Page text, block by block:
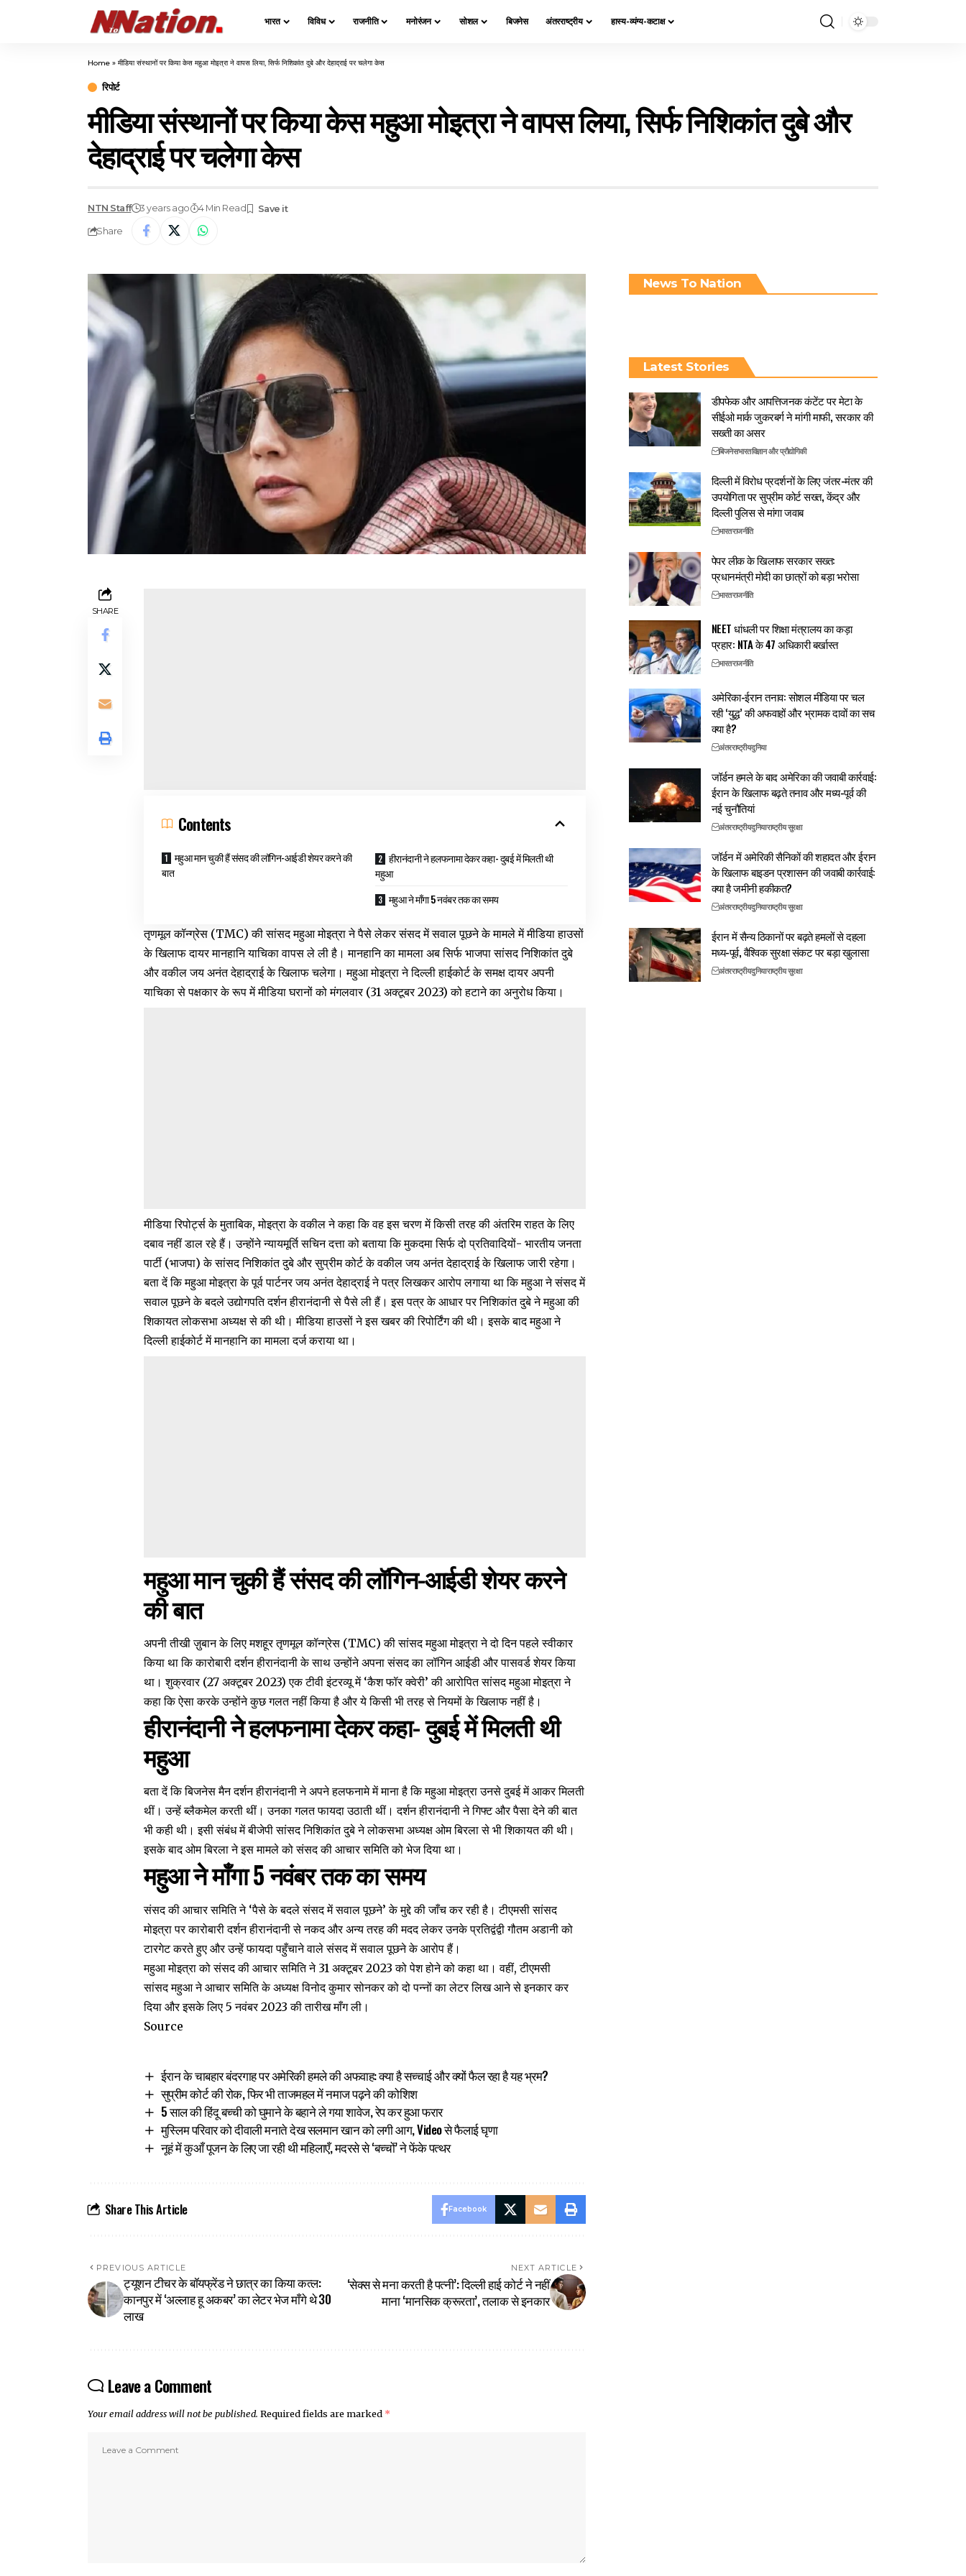
भारत विविध राजनीति मनोरंजन सोशल बिजनेस अंतरराष्ट्रीय हास्य-व्यंग्य-कटाक्ष
Home » मीडिया संस्थानों पर किया केस महुआ मोइत्रा ने वापस लिया, सिर्फ निशिकांत दुबे और देहाद्राई पर चलेगा केस
रिपोर्ट
मीडिया संस्थानों पर किया केस महुआ मोइत्रा ने वापस लिया, सिर्फ निशिकांत दुबे और
देहाद्राई पर चलेगा केस
NTN Staff 3 years ago 4 Min Read
Share
SHARE
Contents
महुआ मान चुकी हैं संसद की लॉगिन-आईडी शेयर करने की
बात
हीरानंदानी ने हलफनामा देकर कहा- दुबई में मिलती थी
महुआ
महुआ ने माँगा 5 नवंबर तक का समय
तृणमूल कॉन्ग्रेस (TMC) की सांसद महुआ मोइत्रा ने पैसे लेकर संसद में सवाल पूछने के मामले में मीडिया हाउसों
के खिलाफ दायर मानहानि याचिका वापस ले ली है। मानहानि का मामला अब सिर्फ भाजपा सांसद निशिकांत दुबे
और वकील जय अनंत देहाद्राई के खिलाफ चलेगा। महुआ मोइत्रा ने दिल्ली हाईकोर्ट के समक्ष दायर अपनी
याचिका से पक्षकार के रूप में मीडिया घरानों को मंगलवार (31 अक्टूबर 2023) को हटाने का अनुरोध किया।
मीडिया रिपोर्ट्स केमुताबिक, मोइत्रा के वकील ने कहा कि वह इस चरण में किसी तरह की अंतरिम राहत के लिए
दबाव नहीं डाल रहे हैं। उन्होंने न्यायमूर्ति सचिन दत्ता को बताया कि मुकदमा सिर्फ दो प्रतिवादियों- भारतीय जनता
पार्टी (भाजपा) के सांसद निशिकांत दुबे और सुप्रीम कोर्ट के वकील जय अनंत देहाद्राई के खिलाफ जारी रहेगा।
बता दें कि महुआ मोइत्रा के पूर्व पार्टनर जय अनंत देहाद्राई ने पत्र लिखकर आरोप लगाया था कि महुआ ने संसद में
सवाल पूछने के बदले उद्योगपति दर्शन हीरानंदानी से पैसे ली हैं। इस पत्र के आधार पर निशिकांत दुबे ने महुआ की
शिकायत लोकसभा अध्यक्ष से की थी। मीडिया हाउसों ने इस खबर की रिपोर्टिंग की थी। इसके बाद महुआ ने
दिल्ली हाईकोर्ट मेंमानहानि का मामलादर्ज कराया था।
महुआ मान चुकी हैं संसद की लॉगिन-आईडी शेयर करने
की बात
अपनी तीखी ज़ुबान के लिए मशहूर तृणमूल कॉन्ग्रेस (TMC) की सांसद महुआ मोइत्रा ने दो दिन पहले स्वीकार
किया था कि कारोबारी दर्शन हीरानंदानी के साथ उन्होंने अपना संसद का लॉगिन आईडी और पासवर्ड शेयर किया
था। शुक्रवार (27 अक्टूबर 2023) एकटीवी इंटरव्यूमें ‘कैश फॉर क्वेरी’ की आरोपित सांसद महुआ मोइत्रा ने
कहा कि ऐसा करके उन्होंने कुछ गलत नहीं किया है और ये किसी भी तरह से नियमों के खिलाफ नहीं है।
हीरानंदानी ने हलफनामा देकर कहा- दुबई में मिलती थी
महुआ
बता दें कि बिजनेस मैन दर्शन हीरानंदानी ने अपने हलफनामे में माना है कि महुआ मोइत्रा उनसे दुबई में आकर मिलती
थीं। उन्हेंब्लैकमेलकरती थीं। उनका गलत फायदा उठाती थीं। दर्शन हीरानंदानी ने गिफ्ट और पैसा देने की बात
भी कही थी। इसी संबंध में बीजेपी सांसद निशिकांत दुबे ने लोकसभा अध्यक्ष ओम बिरला से भी शिकायत की थी।
इसके बाद ओम बिरला ने इस मामले को संसद की आचार समिति को भेज दिया था।
महुआ ने माँगा 5 नवंबर तक का समय
संसद की आचार समिति ने ‘पैसे के बदले संसद में सवाल पूछने’ के मुद्दे की जाँच कर रही है। टीएमसी सांसद
मोइत्रा पर कारोबारी दर्शन हीरानंदानी से नकद और अन्य तरह की मदद लेकर उनके प्रतिद्वंद्वी गौतम अडानी को
टारगेट करते हुए और उन्हें फायदा पहुँचाने वाले संसद में सवाल पूछने के आरोप हैं।
महुआ मोइत्रा को संसद की आचार समिति ने 31 अक्टूबर 2023 को पेश होने को कहा था। वहीं, टीएमसी
सांसदमहुआने आचार समिति के अध्यक्ष विनोद कुमार सोनकर को दो पन्नों का लेटर लिख आने से इनकार कर
दिया और इसके लिए 5 नवंबर 2023 की तारीख माँग ली।
Source
ईरान के चाबहार बंदरगाह पर अमेरिकी हमले की अफवाह: क्या है सच्चाई और क्यों फैल रहा है यह भ्रम?
सुप्रीम कोर्ट की रोक, फिर भी ताजमहल में नमाज पढ़ने की कोशिश
5 साल की हिंदू बच्ची को घुमाने के बहाने ले गया शावेज, रेप कर हुआ फरार
मुस्लिम परिवार को दीवाली मनाते देख सलमान खान को लगी आग, Video से फैलाई घृणा
नूहं में कुआँ पूजन के लिए जा रही थी महिलाएँ, मदरसे से ‘बच्चों’ ने फेंके पत्थर
Share This Article Facebook
PREVIOUS ARTICLE
ट्यूशन टीचर के बॉयफ्रेंड ने छात्र का किया कत्ल:
कानपुर में ‘अल्लाह हू अकबर’ का लेटर भेज माँगे थे ₹30
लाख
NEXT ARTICLE
‘सेक्स से मना करती है पत्नी’: दिल्ली हाई कोर्ट ने नहीं
माना ‘मा​नसिक क्रूरता’, तलाक से इनकार
Leave a Comment
Your email address will not be published. Required fields are marked *
News To Nation
Latest Stories
डीपफेक और आपत्तिजनक कंटेंट पर मेटा के
सीईओ मार्क जुकरबर्ग ने मांगी माफी, सरकार की
सख्ती का असर
बिजनेसभारतविज्ञान और प्रौद्योगिकी
दिल्ली में विरोध प्रदर्शनों के लिए जंतर-मंतर की
उपयोगिता पर सुप्रीम कोर्ट सख्त, केंद्र और
दिल्ली पुलिस से मांगा जवाब
भारतराजनीति
पेपर लीक के खिलाफ सरकार सख्त:
प्रधानमंत्री मोदी का छात्रों को बड़ा भरोसा
भारतराजनीति
NEET धांधली पर शिक्षा मंत्रालय का कड़ा
प्रहार: NTA के 47 अधिकारी बर्खास्त
भारतराजनीति
अमेरिका-ईरान तनाव: सोशल मीडिया पर चल
रही ‘युद्ध’ की अफवाहों और भ्रामक दावों का सच
क्या है?
अंतरराष्ट्रीयदुनिया
जॉर्डन हमले के बाद अमेरिका की जवाबी कार्रवाई:
ईरान के खिलाफ बढ़ते तनाव और मध्य-पूर्व की
नई चुनौतियां
अंतरराष्ट्रीयदुनियाराष्ट्रीय सुरक्षा
जॉर्डन में अमेरिकी सैनिकों की शहादत और ईरान
के खिलाफ बाइडन प्रशासन की जवाबी कार्रवाई:
क्या है जमीनी हकीकत?
अंतरराष्ट्रीयदुनियाराष्ट्रीय सुरक्षा
ईरान में सैन्य ठिकानों पर बढ़ते हमलों से दहला
मध्य-पूर्व, वैश्विक सुरक्षा संकट पर बड़ा खुलासा
अंतरराष्ट्रीयदुनियाराष्ट्रीय सुरक्षा